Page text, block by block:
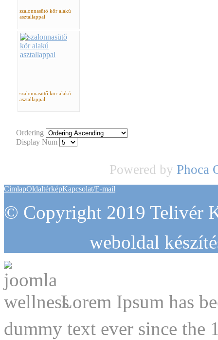
szalonnasütő kör alakú
asztallappal
szalonnasütő kör alakú
asztallappal
Ordering
Display Num
Powered by Phoca
CímlapOldaltérképKapcsolat/E-mail
© Copyright 2019 Telivér
weboldal
Lorem Ipsum has
dummy text ever since the